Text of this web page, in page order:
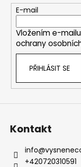
E-mail
Vložením e-
ochrany
PŘIHLÁSIT SE
Kontakt
info@
+420720310591